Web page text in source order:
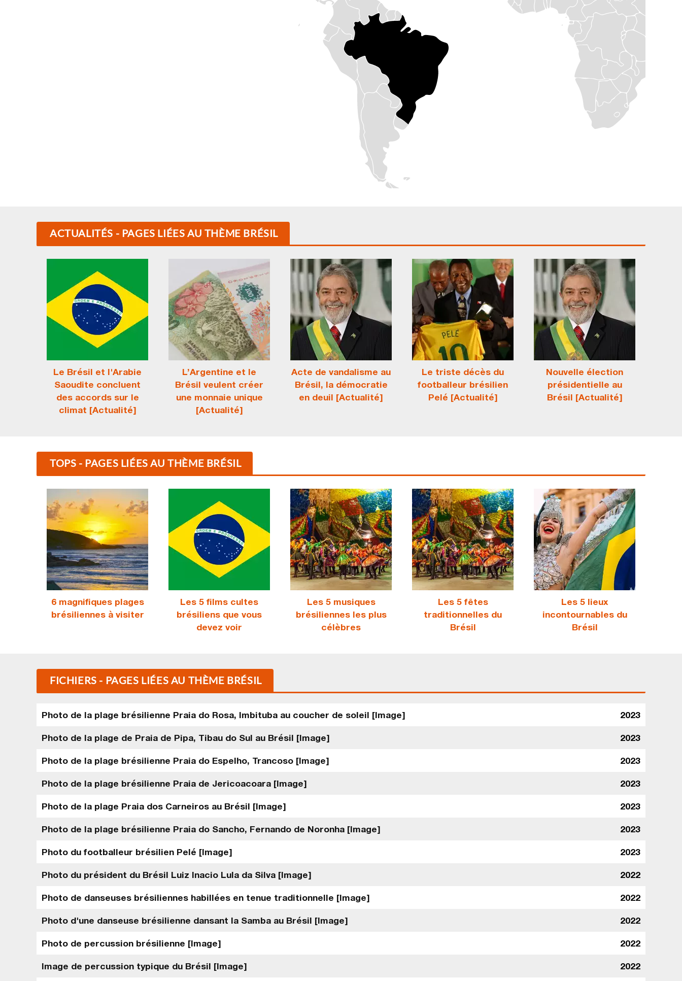
ACTUALITÉS - PAGES LIÉES AU THÈME BRÉSIL
Le Brésil et l'Arabie
Saoudite concluent
des accords sur le
climat [Actualité]
L’Argentine et le
Brésil veulent créer
une monnaie unique
[Actualité]
Acte de vandalisme au
Brésil, la démocratie
en deuil [Actualité]
Le triste décès du
footballeur brésilien
Pelé [Actualité]
Nouvelle élection
présidentielle au
Brésil [Actualité]
TOPS - PAGES LIÉES AU THÈME BRÉSIL
6 magnifiques plages
brésiliennes à visiter
Les 5 films cultes
brésiliens que vous
devez voir
Les 5 musiques
brésiliennes les plus
célèbres
Les 5 fêtes
traditionnelles du
Brésil
Les 5 lieux
incontournables du
Brésil
FICHIERS - PAGES LIÉES AU THÈME BRÉSIL
Photo de la plage brésilienne Praia do Rosa, Imbituba au coucher de soleil [Image] 2023
Photo de la plage de Praia de Pipa, Tibau do Sul au Brésil [Image] 2023
Photo de la plage brésilienne Praia do Espelho, Trancoso [Image] 2023
Photo de la plage brésilienne Praia de Jericoacoara [Image] 2023
Photo de la plage Praia dos Carneiros au Brésil [Image] 2023
Photo de la plage brésilienne Praia do Sancho, Fernando de Noronha [Image] 2023
Photo du footballeur brésilien Pelé [Image] 2023
Photo du président du Brésil Luiz Inacio Lula da Silva [Image] 2022
Photo de danseuses brésiliennes habillées en tenue traditionnelle [Image] 2022
Photo d'une danseuse brésilienne dansant la Samba au Brésil [Image] 2022
Photo de percussion brésilienne [Image] 2022
Image de percussion typique du Brésil [Image] 2022